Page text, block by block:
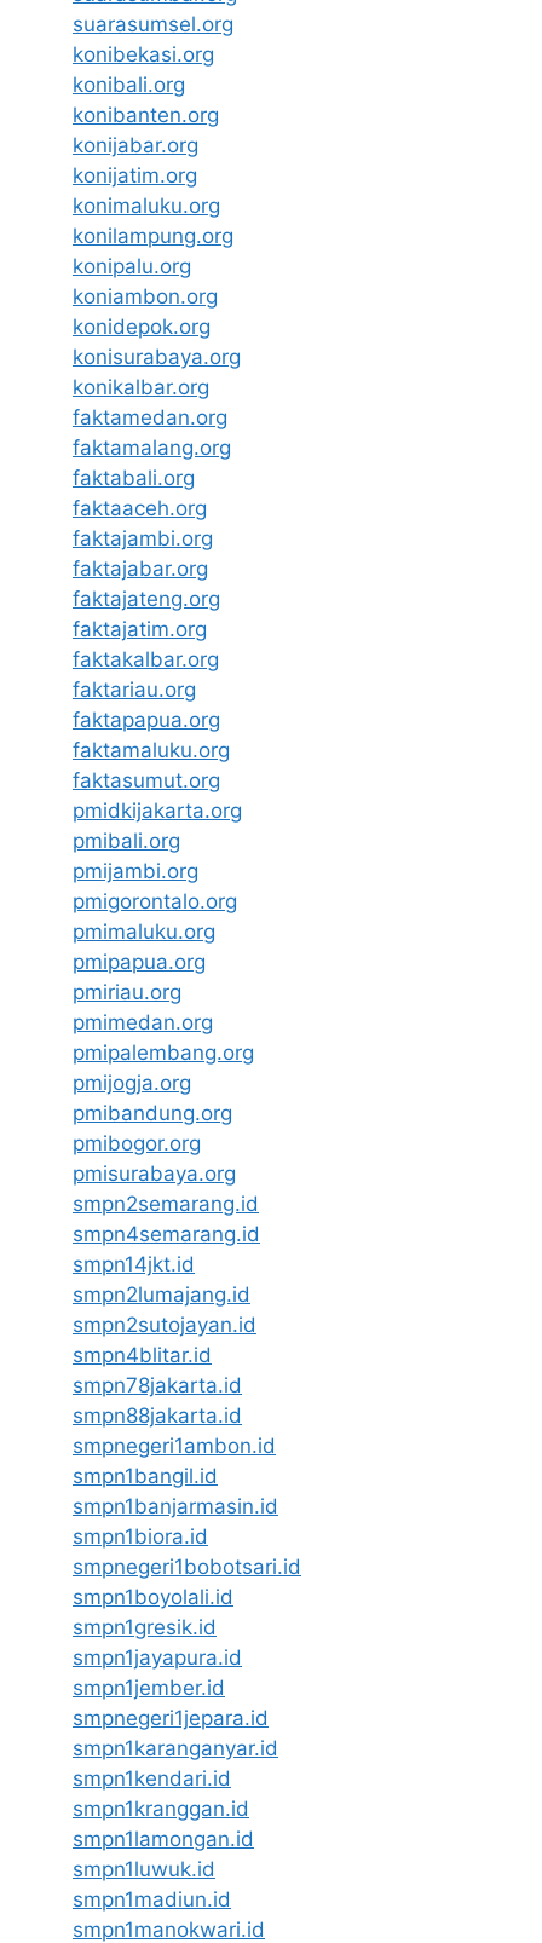
suarasumsel.org
konibekasi.org
konibali.org
konibanten.org
konijabar.org
konijatim.org
konimaluku.org
konilampung.org
konipalu.org
koniambon.org
konidepok.org
konisurabaya.org
konikalbar.org
faktamedan.org
faktamalang.org
faktabali.org
faktaaceh.org
faktajambi.org
faktajabar.org
faktajateng.org
faktajatim.org
faktakalbar.org
faktariau.org
faktapapua.org
faktamaluku.org
faktasumut.org
pmidkijakarta.org
pmibali.org
pmijambi.org
pmigorontalo.org
pmimaluku.org
pmipapua.org
pmiriau.org
pmimedan.org
pmipalembang.org
pmijogja.org
pmibandung.org
pmibogor.org
pmisurabaya.org
smpn2semarang.id
smpn4semarang.id
smpn14jkt.id
smpn2lumajang.id
smpn2sutojayan.id
smpn4blitar.id
smpn78jakarta.id
smpn88jakarta.id
smpnegeri1ambon.id
smpn1bangil.id
smpn1banjarmasin.id
smpn1biora.id
smpnegeri1bobotsari.id
smpn1boyolali.id
smpn1gresik.id
smpn1jayapura.id
smpn1jember.id
smpnegeri1jepara.id
smpn1karanganyar.id
smpn1kendari.id
smpn1kranggan.id
smpn1lamongan.id
smpn1luwuk.id
smpn1madiun.id
smpn1manokwari.id